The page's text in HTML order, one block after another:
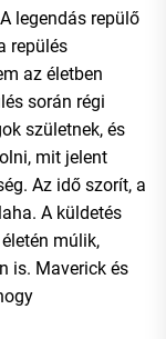
legendás repülő
repülés
az életben
során régi
születnek, és
mit jelent
Az idő szorít, a
A küldetés
múlik,
is. Maverick és